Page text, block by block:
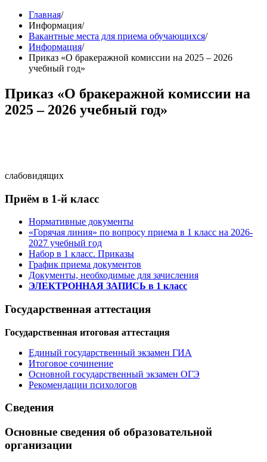
Главная/
Информация/
Вакантные места для приема обучающихся/
Информация/
Приказ «О бракеражной комиссии на 2025 – 2026
учебный год»
Приказ «О бракеражной комиссии на
2025 – 2026 учебный год»
слабовидящих
Приём в 1-й класс
Нормативные документы
«Горячая линия» по вопросу приема в 1 класс на 2026-
2027 учебный год
Набор в 1 класс. Приказы
График приема документов
Документы, необходимые для зачисления
ЭЛЕКТРОННАЯ ЗАПИСЬ в 1 класс
Государственная аттестация
Государственная итоговая аттестация
Единый государственный экзамен ГИА
Итоговое сочинение
Основной государственный экзамен ОГЭ
Рекомендации психологов
Сведения
Основные сведения об образовательной
организации